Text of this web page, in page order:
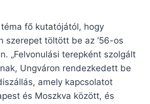
fő kutatójától, hogy
szerepet töltött be az ’56-os
„Felvonulási terepként szolgált
Ungváron rendezkedett be
amely kapcsolatot
és Moszkva között, és